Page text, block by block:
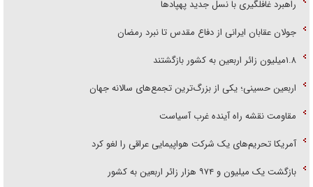
راهبرد غافلگیری با نسل جدید پهپاد‌ها
جولان عقابان ایرانی از دفاع مقدس تا نبرد رمضان
۱.۸میلیون زائر اربعین به کشور بازگشتند
اربعین حسینی؛ یکی از بزرگ‌ترین تجمع‌های سالانه جهان
مقاومت نقشه راه آینده غرب آسیاست
آمریکا تحریم‌های یک شرکت هواپیمایی عراقی را لغو کرد
بازگشت یک میلیون و ۹۷۴ هزار زائر اربعین به کشور